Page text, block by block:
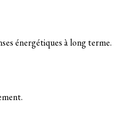
énergétiques à long terme.